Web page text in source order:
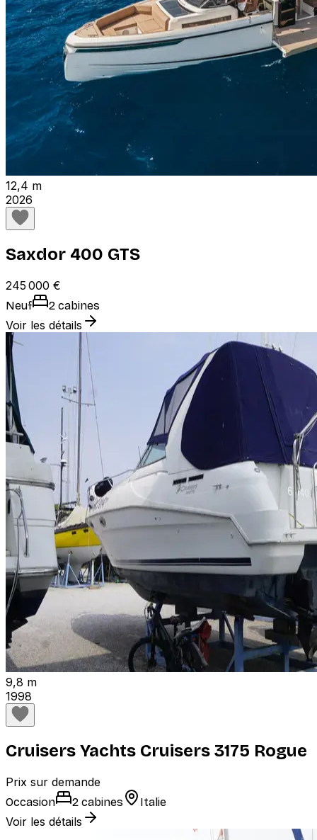
12,4 m
2026
Saxdor 400 GTS
245 000 €
Neuf 2 cabines
Voir les détails
9,8 m
1998
Cruisers Yachts Cruisers 3175 Rogue
Prix sur demande
Occasion 2 cabines Italie
Voir les détails